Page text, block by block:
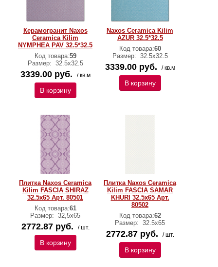
Керамогранит Naxos
Ceramica Kilim
NYMPHEA PAV 32.5*32.5
Код товара:59
Размер: 32.5x32.5
3339.00 руб. / кв.м
В корзину
Naxos Ceramica Kilim
AZUR 32.5*32.5
Код товара:60
Размер: 32.5x32.5
3339.00 руб. / кв.м
В корзину
Плитка Naxos Ceramica
Kilim FASCIA SHIRAZ
32.5x65 Арт. 80501
Код товара:61
Размер: 32,5х65
2772.87 руб. / шт.
В корзину
Плитка Naxos Ceramica
Kilim FASCIA SAMAR
KHURI 32.5x65 Арт.
80502
Код товара:62
Размер: 32.5x65
2772.87 руб. / шт.
В корзину